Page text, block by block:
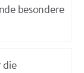
besondere
die